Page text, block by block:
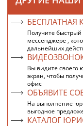
БЕСПЛАТНАЯ
Получите
мессенджере ,
дальнейших
Вы видите своего
экран, чтобы
офис
ОБЪЯВИТЕ
На выполнение
выгодное
КАТАЛОГ